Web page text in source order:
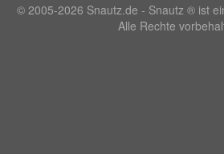
© 2005-2026 Snautz.de - Snautz ® ist
Alle Rechte